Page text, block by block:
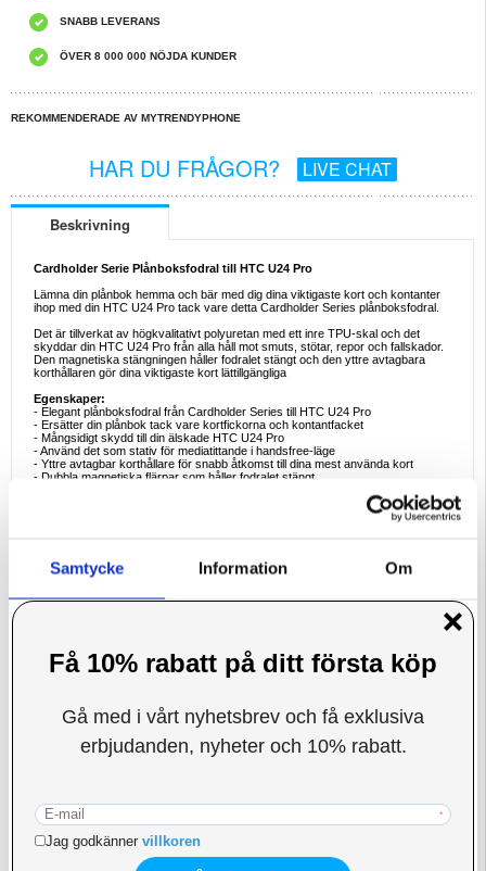
Samtycke Information Om
Vi använder enhetsidentifierare för att anpassa innehållet
och annonserna till användarna, tillhandahålla funktioner
för sociala medier och analysera vår trafik. Vi
vidarebefordrar även sådana identifierare och annan
annons- och analysföretag som vi samarbetar med.
Dessa kan i sin tur kombinera informationen med annan
information som du har tillhandahållit eller som de har
SNABB LEVERANS
ÖVER 8 000 000 NÖJDA KUNDER
REKOMMENDERADE AV MYTRENDYPHONE
HAR DU FRÅGOR? LIVE CHAT
Beskrivning
Cardholder Serie Plånboksfodral till HTC U24 Pro
Lämna din plånbok hemma och bär med dig dina viktigaste kort och kontanter
ihop med din HTC U24 Pro tack vare detta Cardholder Series plånboksfodral.
Det är tillverkat av högkvalitativt polyuretan med ett inre TPU-skal och det
skyddar din HTC U24 Pro från alla håll mot smuts, stötar, repor och fallskador.
Den magnetiska stängningen håller fodralet stängt och den yttre avtagbara
korthållaren gör dina viktigaste kort lättillgängliga
Egenskaper:
- Elegant plånboksfodral från Cardholder Series till HTC U24 Pro
- Ersätter din plånbok tack vare kortfickorna och kontantfacket
- Mångsidigt skydd till din älskade HTC U24 Pro
- Använd det som stativ för mediatittande i handsfree-läge
- Yttre avtagbar korthållare för snabb åtkomst till dina mest använda kort
- Dubbla magnetiska flärpar som håller fodralet stängt